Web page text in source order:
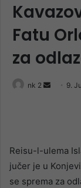
Fatu
za
nk 2
Send 9.
Reisu-l-ulema
jučer je u
se sprema za